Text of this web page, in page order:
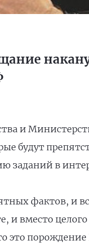
и
будут
заданий в
фактов, и
и вместо
это